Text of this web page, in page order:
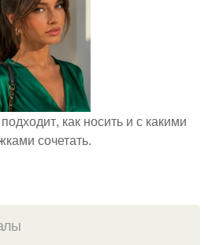
как носить и с какими
сочетать.